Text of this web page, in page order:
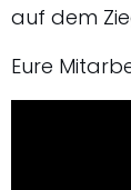
auf dem
Eure